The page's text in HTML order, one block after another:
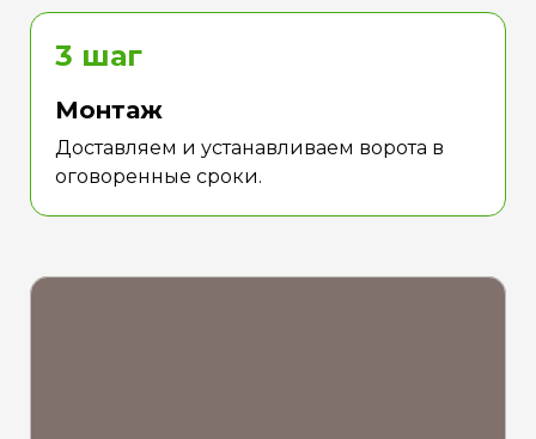
3 шаг
Монтаж
Доставляем и устанавливаем ворота в
оговоренные сроки.